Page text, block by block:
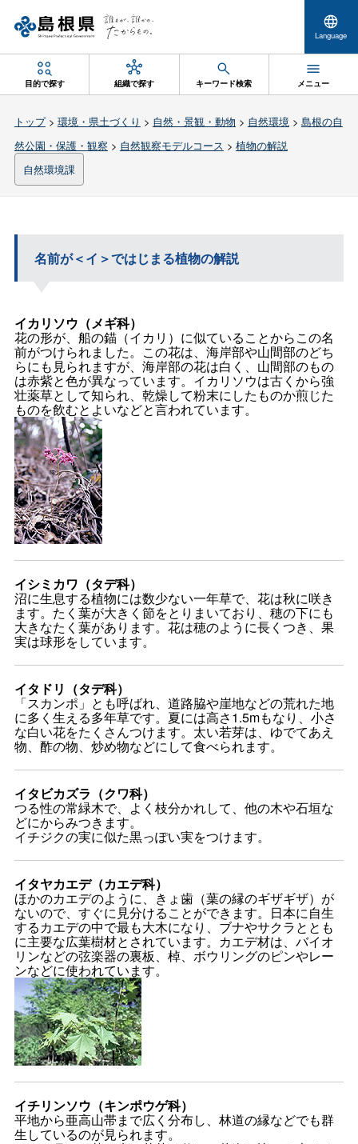
Language
目的で探す 組織で探す キーワード検索 メニュー
トップ> 環境・県土づくり > 自然・景観・動物 > 自然環境> 島根の自
然公園・保護・観察 > 自然観察モデルコース > 植物の解説
自然環境課
名前が＜イ＞ではじまる植物の解説
イカリソウ（メギ科）
花の形が、船の錨（イカリ）に似ていることからこの名
前がつけられました。この花は、海岸部や山間部のどち
らにも見られますが、海岸部の花は白く、山間部のもの
は赤紫と色が異なっています。イカリソウは古くから強
壮薬草として知られ、乾燥して粉末にしたものか煎じた
ものを飲むとよいなどと言われています。
イシミカワ（タデ科）
沼に生息する植物には数少ない一年草で、花は秋に咲き
ます。たく葉が大きく節をとりまいており、穂の下にも
大きなたく葉があります。花は穂のように長くつき、果
実は球形をしています。
イタドリ（タデ科）
「スカンポ」とも呼ばれ、道路脇や崖地などの荒れた地
に多く生える多年草です。夏には高さ1.5mもなり、小さ
な白い花をたくさんつけます。太い若芽は、ゆでてあえ
物、酢の物、炒め物などにして食べられます。
イタビカズラ（クワ科）
つる性の常緑木で、よく枝分かれして、他の木や石垣な
どにからみつきます。
イチジクの実に似た黒っぽい実をつけます。
イタヤカエデ（カエデ科）
ほかのカエデのように、きょ歯（葉の縁のギザギザ）が
ないので、すぐに見分けることができます。日本に自生
するカエデの中で最も大木になり、ブナやサクラととも
に主要な広葉樹材とされています。カエデ材は、バイオ
リンなどの弦楽器の裏板、棹、ボウリングのピンやレー
ンなどに使われています。
イチリンソウ（キンポウゲ科）
平地から亜高山帯まで広く分布し、林道の縁などでも群
生しているのが見られます。